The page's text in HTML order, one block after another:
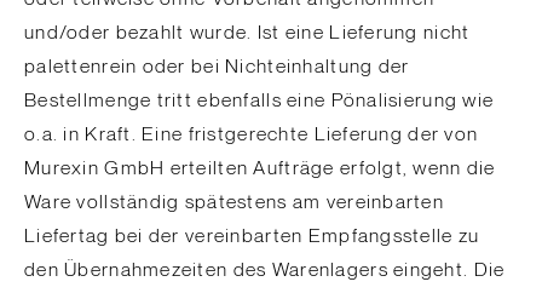
und/oder bezahlt wurde. Ist eine Lieferung nicht
palettenrein oder bei Nichteinhaltung der
Bestellmenge tritt ebenfalls eine Pönalisierung wie
o.a. in Kraft. Eine fristgerechte Lieferung der von
Murexin GmbH erteilten Aufträge erfolgt, wenn die
Ware vollständig spätestens am vereinbarten
Liefertag bei der vereinbarten Empfangsstelle zu
den Übernahmezeiten des Warenlagers eingeht. Die